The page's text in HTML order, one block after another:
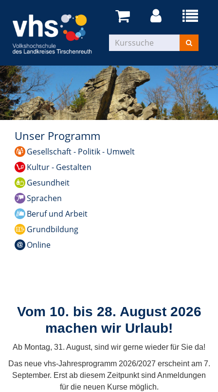
Unser Programm
Gesellschaft - Politik - Umwelt
Kultur - Gestalten
Gesundheit
Sprachen
Beruf und Arbeit
Grundbildung
Online
Vom 10. bis 28. August 2026
machen wir Urlaub!
Ab Montag, 31. August, sind wir gerne wieder für Sie da!
Das neue vhs-Jahresprogramm 2026/2027 erscheint am 7.
September. Erst ab diesem Zeitpunkt sind Anmeldungen
für die neuen Kurse möglich.